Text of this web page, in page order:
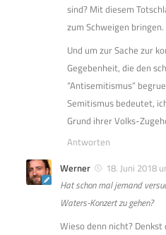
sind? Mit diesem
zum Schweigen bringen.
Und um zur Sache zur
Gegebenheit, die den
“Antisemitismus”
Semitismus bedeutet,
Grund ihrer Volks-
Antworten
Werner
18. Juni 2018
Hat schon mal jemand
Waters-Konzert zu gehen?
Wieso denn nicht?